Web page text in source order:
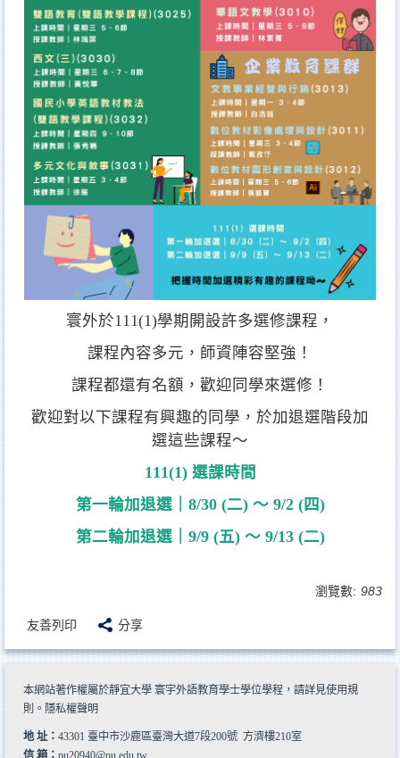
寰外於111(1)學期開設許多選修課程，
課程內容多元，師資陣容堅強！
課程都還有名額，歡迎同學來選修！
歡迎對以下課程有興趣的同學，於加退選階段加
選這些課程～
111(1) 選課時間
第一輪加退選｜8/30 (二) ～ 9/2 (四)
第二輪加退選｜9/9 (五) ～ 9/13 (二)
瀏覽數: 983
友善列印 分享
本網站著作權屬於靜宜大學 寰宇外語教育學士學位學程，請詳見使用規
則 。 隱私權聲明
地 址： 43301 臺中市沙鹿區臺灣大道7段200號 方濟樓210室
信 箱： pu20940@pu.edu.tw